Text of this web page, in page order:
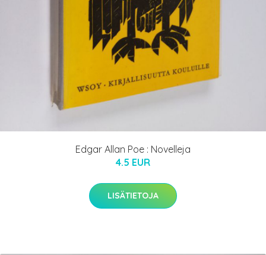
Edgar Allan Poe : Novelleja
4.5 EUR
LISÄTIETOJA